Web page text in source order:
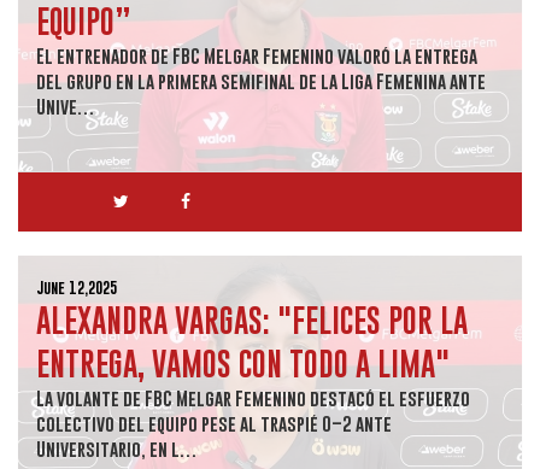
EQUIPO”
El entrenador de FBC Melgar Femenino valoró la entrega
del grupo en la primera semifinal de la Liga Femenina ante
Unive…
June 12,2025
ALEXANDRA VARGAS: "FELICES POR LA
ENTREGA, VAMOS CON TODO A LIMA"
La volante de FBC Melgar Femenino destacó el esfuerzo
colectivo del equipo pese al traspié 0–2 ante
Universitario, en l…